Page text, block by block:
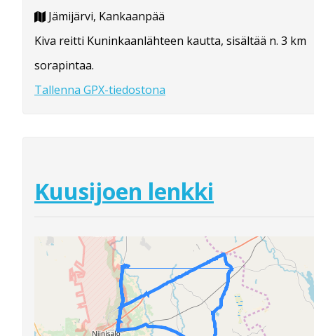
Jämijärvi, Kankaanpää
Kiva reitti Kuninkaanlähteen kautta, sisältää n. 3 km
sorapintaa.
Tallenna GPX-tiedostona
Kuusijoen lenkki